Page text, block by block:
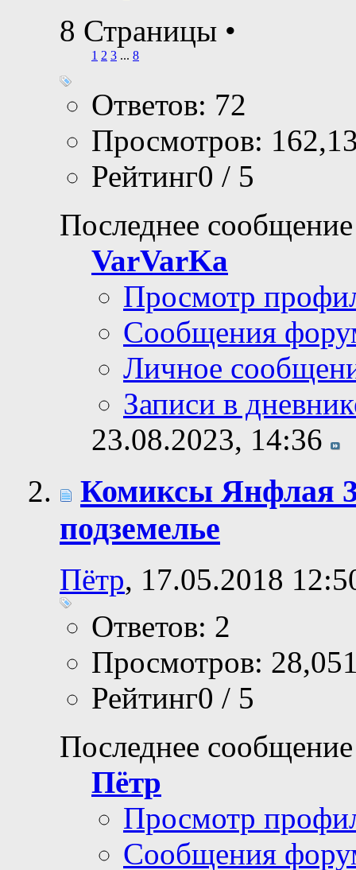
8 Страницы •
1 2 3 ... 8
Ответов: 72
Просмотров:
Рейтинг0 / 5
Последнее
VarVarKa
Просмотр
Сообщения
Личное
Записи в
23.08.2023, 14:36
Комиксы Янфлая
подземелье
Пётр, 17.05.2018
Ответов: 2
Просмотров:
Рейтинг0 / 5
Последнее
Пётр
Просмотр
Сообщения